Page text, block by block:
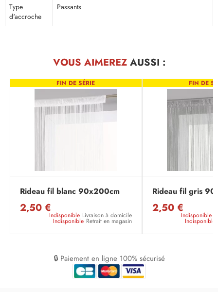
Type
d'accroche
Passants
VOUS AIMEREZAUSSI :
FIN DE SÉRIE
Rideau fil blanc 90x200cm
2,50 €
Indisponible Livraison à domicile
Indisponible Retrait en magasin
FIN DE
Rideau fil gris
2,50 €
Indisponible
Indisponible
🔒 Paiement en ligne 100% sécurisé